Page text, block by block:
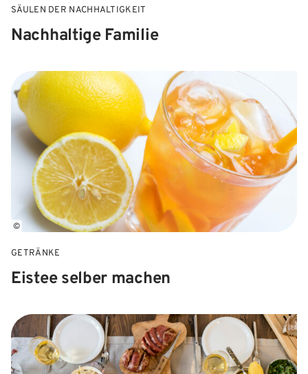
SÄULEN DER NACHHALTIGKEIT
Nachhaltige Familie
©
GETRÄNKE
Eistee selber machen